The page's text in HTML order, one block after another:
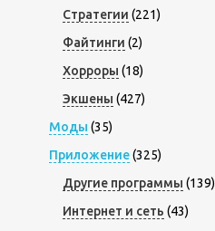
Стратегии (221)
Файтинги (2)
Хорроры (18)
Экшены (427)
Моды (35)
Приложение(325)
Другие программы (139)
Интернет и сеть (43)